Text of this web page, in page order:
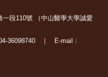
段110號 （中山醫學大學誠愛
36098740 ｜ E-mail：